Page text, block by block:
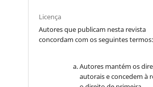
Licença
Autores que publicam nesta revista
concordam com os seguintes termos:
Autores mantém os
autorais e concedem à